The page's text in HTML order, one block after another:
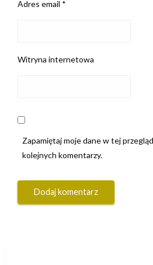
Adres email *
Witryna internetowa
Zapamiętaj moje dane w tej
kolejnych komentarzy.